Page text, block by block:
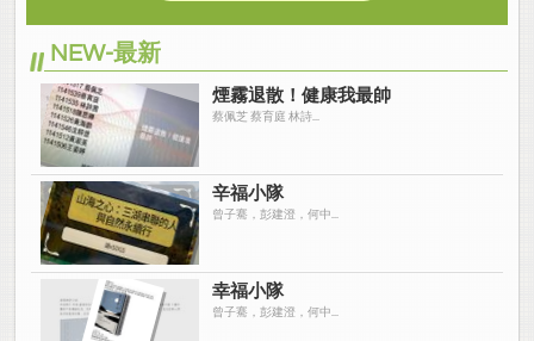
NEW-最新
煙霧退散！健康我最帥
蔡佩芝 蔡育庭 林詩...
辛福小隊
曾子騫，彭建澄，何中...
幸福小隊
曾子騫，彭建澄，何中...